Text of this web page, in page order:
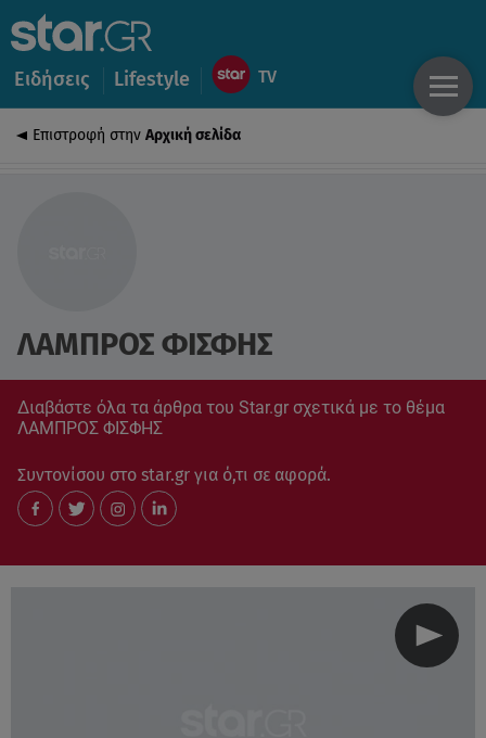
Ειδήσεις Lifestyle
Επιστροφή στην Αρχική σελίδα
ΛΑΜΠΡΟΣ ΦΙΣΦΗΣ
Διαβάστε όλα τα άρθρα του Star.gr σχετικά με το θέμα
ΛΑΜΠΡΟΣ ΦΙΣΦΗΣ
Συντονίσου στο star.gr για ό,τι σε αφορά.